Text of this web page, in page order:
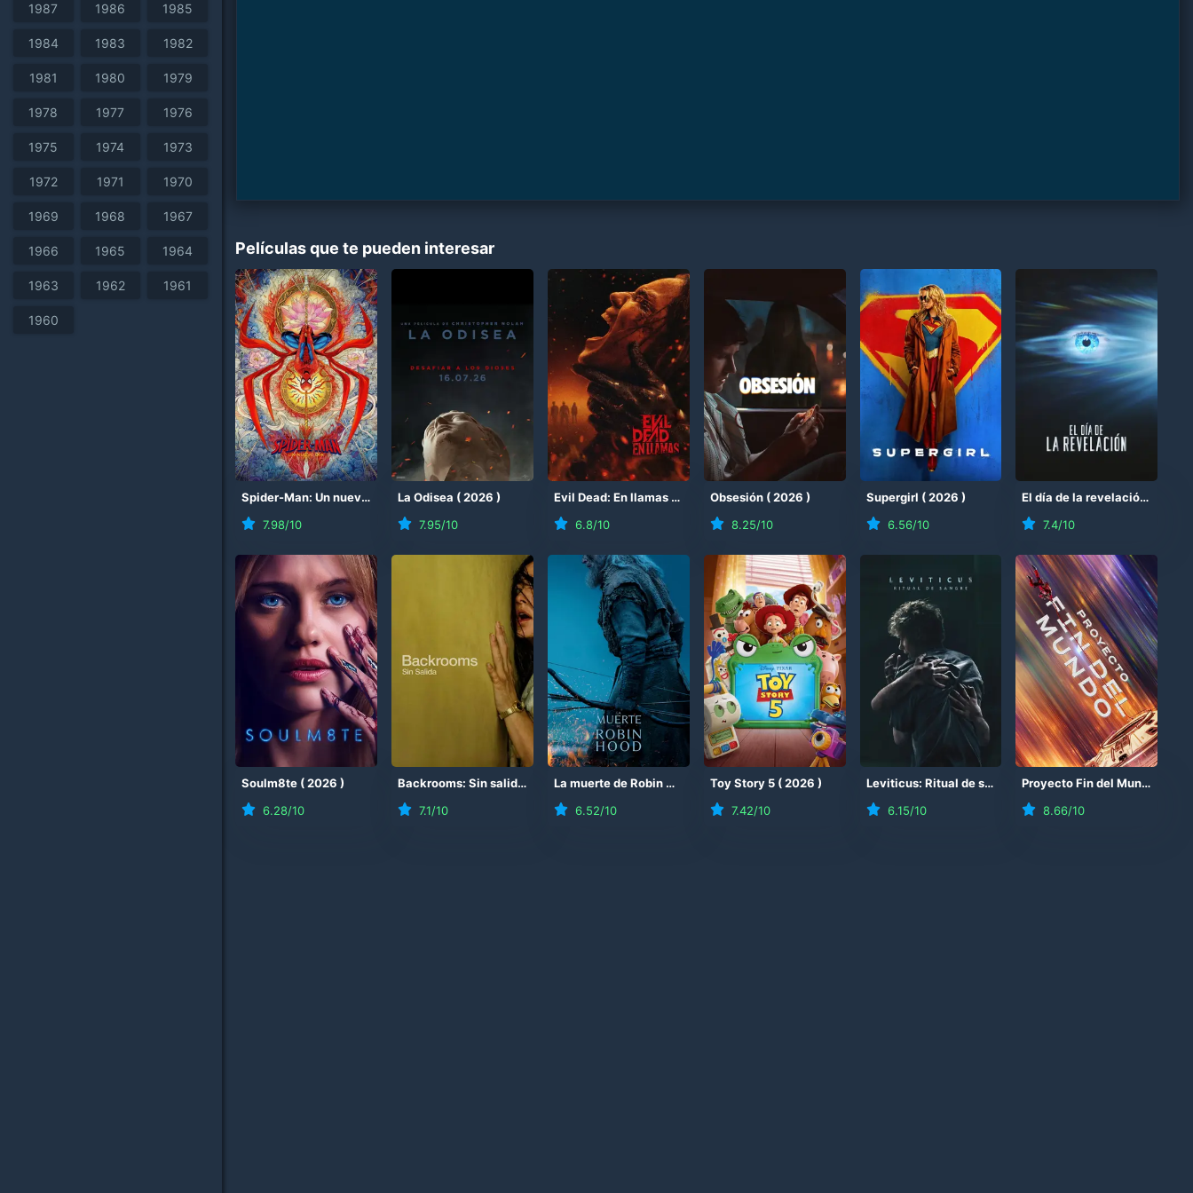
1987 1986 1985
1984 1983 1982
1981 1980 1979
1978 1977 1976
1975 1974 1973
1972 1971 1970
1969 1968 1967
1966 1965 1964
1963 1962 1961
1960
Películas que te pueden interesar
Spider-Man: Un nuevo día (2026)
7.98/10
La Odisea (2026 )
7.95/10
Evil Dead: En llamas (2026
)
6.8/10
Obsesión (2026 )
8.25/10
Supergirl (2026 )
6.56/10
El día de la revelación
7.4/10
Soulm8te (2026 )
6.28/10
Backrooms: Sin salida 2026)
7.1/10
La muerte de Robin Hood 2026)
6.52/10
Toy Story 5 (2026 )
7.42/10
Leviticus: Ritual de sangre (2026)
6.15/10
Proyecto Fin del Mundo
8.66/10